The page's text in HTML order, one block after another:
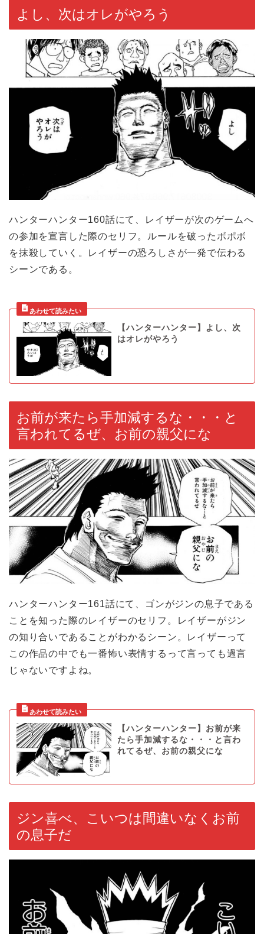
よし、次はオレがやろう
ハンターハンター160話にて、レイザーが次のゲームへ
の参加を宣言した際のセリフ。ルールを破ったボポボ
を抹殺していく。レイザーの恐ろしさが一発で伝わる
シーンである。
【ハンターハンター】よし、次
はオレがやろう
お前が来たら手加減するな・・・と
言われてるぜ、お前の親父にな
ハンターハンター161話にて、ゴンがジンの息子である
ことを知った際のレイザーのセリフ。レイザーがジン
の知り合いであることがわかるシーン。レイザーって
この作品の中でも一番怖い表情するって言っても過言
じゃないですよね。
【ハンターハンター】お前が来
たら手加減するな・・・と言わ
れてるぜ、お前の親父にな
ジン喜べ、こいつは間違いなくお前
の息子だ